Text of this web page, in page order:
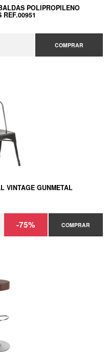
POLIPROPILENO
REF.00951
COMPRAR
VINTAGE GUNMETAL
-75% COMPRAR